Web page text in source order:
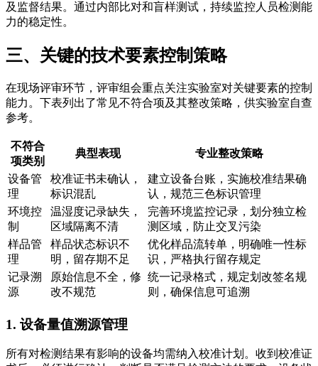
及监督结果。通过内部比对和盲样测试，持续监控人员检测能
力的稳定性。
三、关键的技术要素控制策略
在现场评审环节，评审组会重点关注实验室对关键要素的控制
能力。下表列出了常见不符合项及其整改策略，供实验室自查
参考。
不符合
项类别
典型表现 专业整改策略
设备管
理
校准证书未确认，
标识混乱
建立设备台账，实施校准结果确
认，规范三色标识管理
环境控
制
温湿度记录缺失，
区域隔离不清
完善环境监控记录，划分独立检
测区域，防止交叉污染
样品管
理
样品状态标识不
明，留存期不足
优化样品流转单，明确唯一性标
识，严格执行留存规定
记录溯
源
原始信息不全，修
改不规范
统一记录格式，规定划改签名规
则，确保信息可追溯
1. 设备量值溯源管理
所有对检测结果有影响的设备均需纳入校准计划。收到校准证